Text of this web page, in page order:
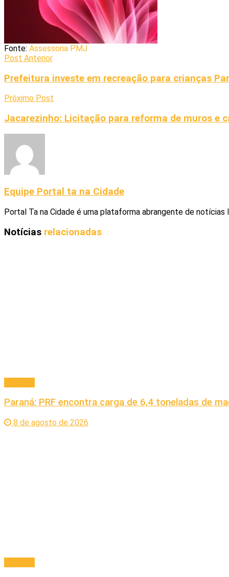
Fonte: Assessoria PMJ
Post Anterior
Prefeitura investe em recreação para crianças
Próximo Post
Jacarezinho: Licitação para reforma de muros e
Equipe Portal ta na Cidade
Portal Ta na Cidade é uma plataforma abrangente de
Notícias relacionadas
Paraná: PRF encontra carga de 6,4 toneladas de
8 de agosto de 2026